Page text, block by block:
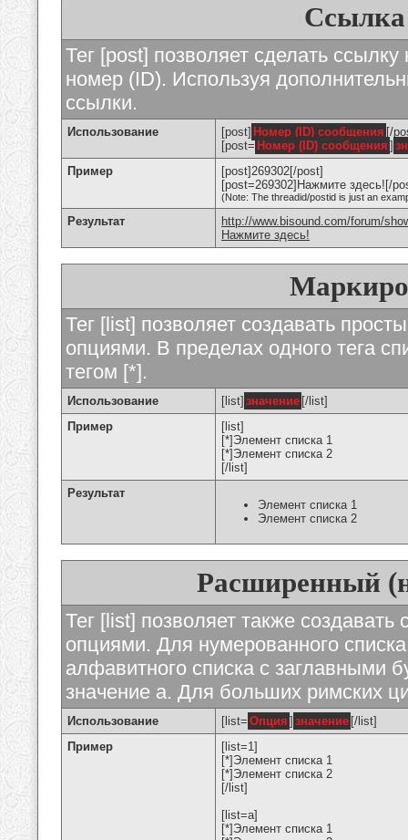
Ссылка
Тег [post] позволяет сделать
номер (ID). Используя
ссылки.
Использование [post] Номер (ID) сообщения [/
[post= Номер (ID) сообщения ]
Пример
[post]269302[/post]
[post=269302]Нажмите здесь![/
(Note: The threadid/postid is just an
Результат
http://www.bisound.com/forum/
Нажмите здесь!
Тег [list] позволяет создавать
опциями. В пределах одного тега
тегом [*].
Использование [list] значение [/list]
Пример
[list]
[*]Элемент списка 1
[*]Элемент списка 2
[/list]
Результат
Элемент списка 1
Элемент списка 2
Расширенный
Тег [list] позволяет также
опциями. Для нумерованного
алфавитного списка с заглавными
значение а. Для больших римских
Использование [list= Опция ] значение [/list]
Пример
[list=1]
[*]Элемент списка 1
[*]Элемент списка 2
[/list]
[list=a]
[*]Элемент списка 1